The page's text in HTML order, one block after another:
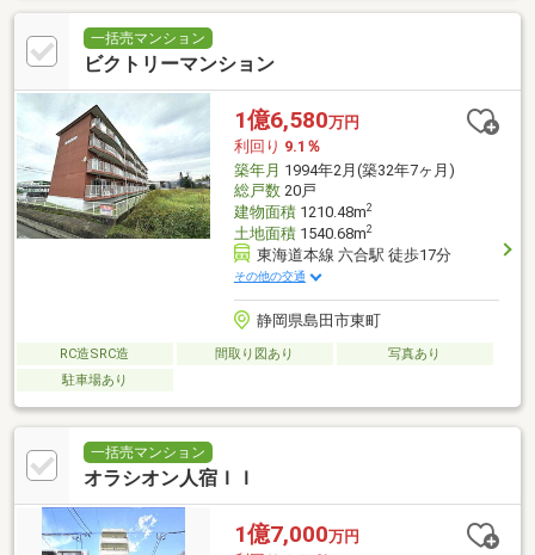
一括売マンション
ビクトリーマンション
1億6,580万円
利回り 9.1％
築年月 1994年2月(築32年7ヶ月)
総戸数20戸
建物面積1210.48m2
土地面積1540.68m2
東海道本線 六合駅 徒歩17分
その他の交通
静岡県島田市東町
RC造SRC造 間取り図あり
写真あり
駐車場あり
一括売マンション
オラシオン人宿ＩＩ
1億7,000万円